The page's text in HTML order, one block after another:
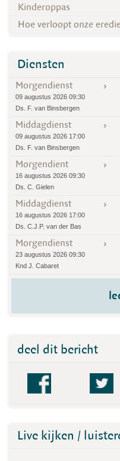
Kinderoppas
Hoe verloopt onze
Diensten
Morgendienst
09 augustus 2026 09:30
Ds. F. van Binsbergen
Middagdienst
09 augustus 2026 17:00
Ds. F. van Binsbergen
Morgendient
16 augustus 2026 09:30
Ds. C. Gielen
Middagdienst
16 augustus 2026 17:00
Ds. C.J.P. van der Bas
Morgendienst
23 augustus 2026 09:30
Knd J. Cabaret
deel dit bericht
Live kijken /